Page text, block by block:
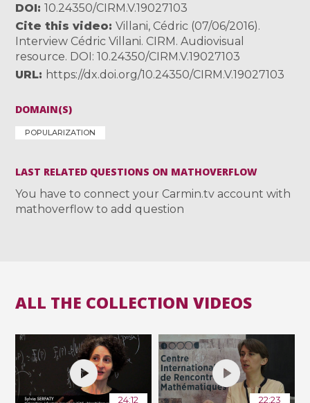
DOI
10.24350/CIRM.V.19027103
Cite this video
Villani, Cédric (07/06/2016).
Interview Cédric Villani. CIRM. Audiovisual
resource. DOI: 10.24350/CIRM.V.19027103
URL
https://dx.doi.org/10.24350/CIRM.V.19027103
DOMAIN(S)
POPULARIZATION
LAST RELATED QUESTIONS ON MATHOVERFLOW
You have to connect your Carmin.tv account with
mathoverflow to add question
ALL THE COLLECTION VIDEOS
24:12 22:23